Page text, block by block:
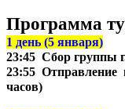
Программа
1 день (5 января)
23:45 Сбор группы
23:55 Отправление
часов)